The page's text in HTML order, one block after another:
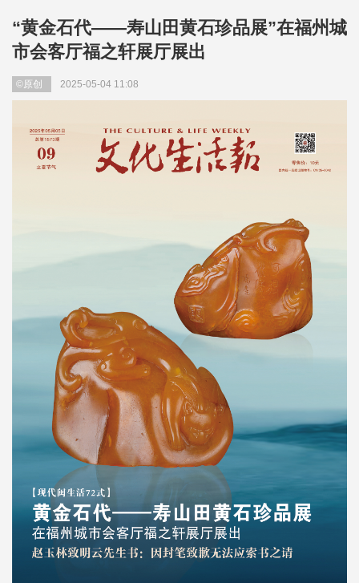
“黄金石代——寿山田黄石珍品展”在福州城
市会客厅福之轩展厅展出
©原创 2025-05-04 11:08